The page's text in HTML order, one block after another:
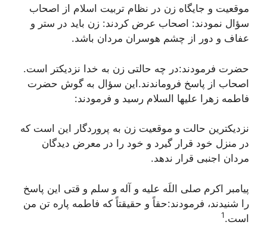
موقعیت و جایگاه زن در نظام تربیت اسلام از اصحاب
سؤال نمودند: اصحاب عرض کردند: زن باید در ستر و
عفاف و دور از چشم هوسران مردان باشد.
حضرت فرمودند:در چه حالتی زن به خدا نزدیکتر است.
اصحاب از پاسخ فروماندند.این سؤال به گوش حضرت
فاطمه زهرا علیها السلام رسید و فرمودند:
نزدیکترین حالت و موقعیت زن به پروردگار این است که
در منزل خود قرار گیرد و خود را در معرض دیدگان
مردان اجنبی قرار ندهد.
پیامبر اکرم صلی اللَه علیه و آله و سلم و قتی این پاسخ
را شنیدند، فرمودند:حقاً و حقیقتاً که فاطمه پاره تن من
است.1